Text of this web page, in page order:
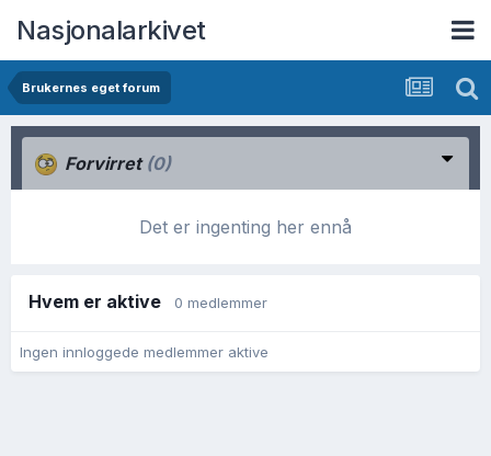
Nasjonalarkivet
Brukernes eget forum
Forvirret (0)
Det er ingenting her ennå
Hvem er aktive 0 medlemmer
Ingen innloggede medlemmer aktive